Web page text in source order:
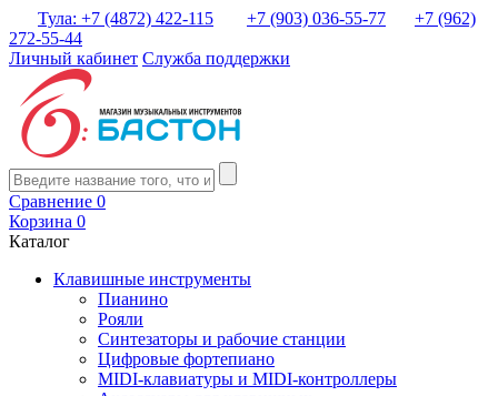
Тула: +7 (4872) 422-115 +7 (903) 036-55-77
+7 (962)
272-55-44
Личный кабинет Служба поддержки
Сравнение 0
Корзина 0
Каталог
Клавишные инструменты
Пианино
Рояли
Синтезаторы и рабочие станции
Цифровые фортепиано
MIDI-клавиатуры и MIDI-контроллеры